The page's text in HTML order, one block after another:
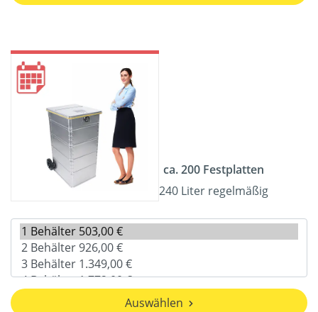
ca. 200 Festplatten
240 Liter regelmäßig
Auswählen